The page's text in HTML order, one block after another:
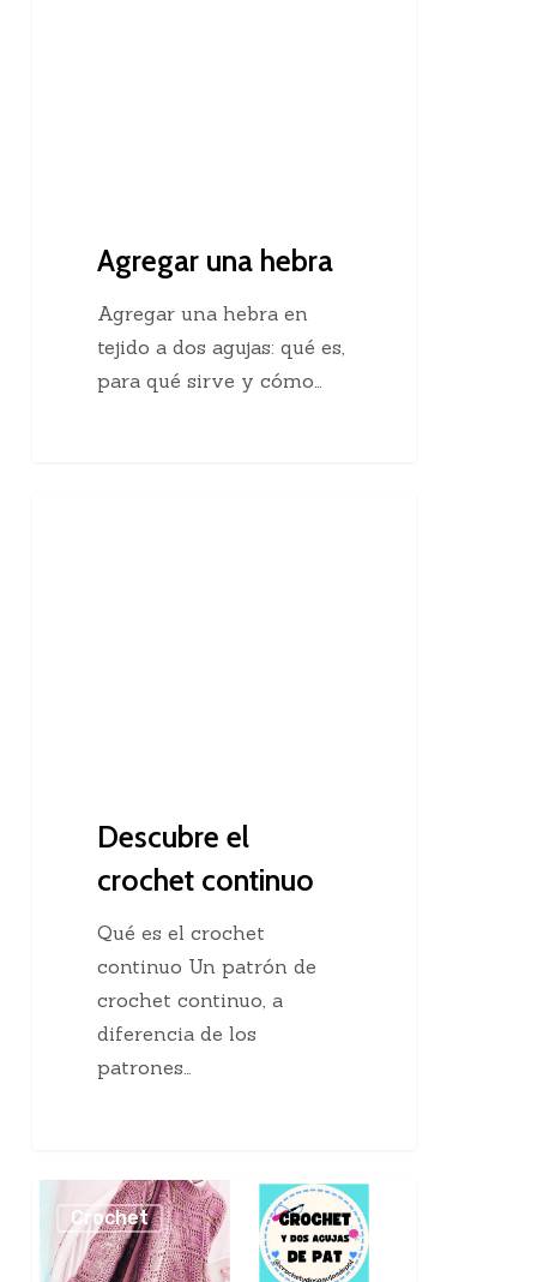
Agregar una hebra
Agregar una hebra en
tejido a dos agujas: qué es,
para qué sirve y cómo…
Descubre el
crochet continuo
Qué es el crochet
continuo Un patrón de
crochet continuo, a
diferencia de los
patrones…
Crochet
con
Crochet